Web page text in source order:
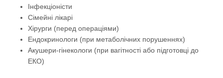
Інфекціоністи
Сімейні лікарі
Хірурги (перед операціями)
Ендокринологи (при метаболічних порушеннях)
Акушери-гінекологи (при вагітності або підготовці до
ЕКО)